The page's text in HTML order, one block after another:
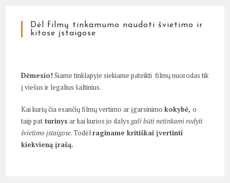
Dėl filmų tinkamumo naudoti švietimo ir
kitose įstaigose
Dėmesio! Šiame tinklapyje siekiame pateikti filmų nuorodas tik
į viešus ir legalius šaltinius.
Kai kurių čia esančių filmų vertimo ar įgarsinimokokybė,o
taip pat turinys ar kai kurios jo dalysgali būti netinkami rodyti
švietimo įstaigose. Todėlraginame kritiškai įvertinti
kiekvieną įrašą.